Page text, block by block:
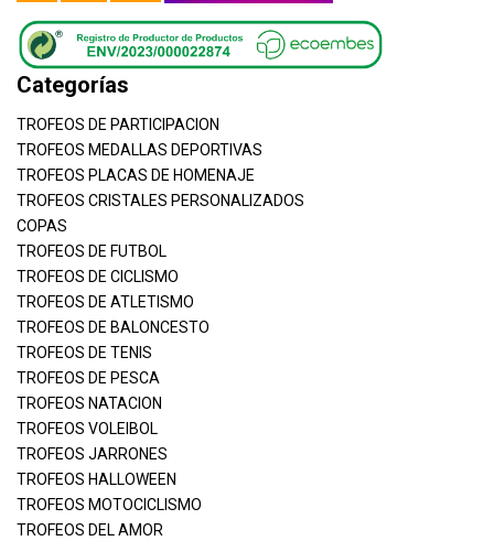
Categorías
TROFEOS DE PARTICIPACION
TROFEOS MEDALLAS DEPORTIVAS
TROFEOS PLACAS DE HOMENAJE
TROFEOS CRISTALES PERSONALIZADOS
COPAS
TROFEOS DE FUTBOL
TROFEOS DE CICLISMO
TROFEOS DE ATLETISMO
TROFEOS DE BALONCESTO
TROFEOS DE TENIS
TROFEOS DE PESCA
TROFEOS NATACION
TROFEOS VOLEIBOL
TROFEOS JARRONES
TROFEOS HALLOWEEN
TROFEOS MOTOCICLISMO
TROFEOS DEL AMOR